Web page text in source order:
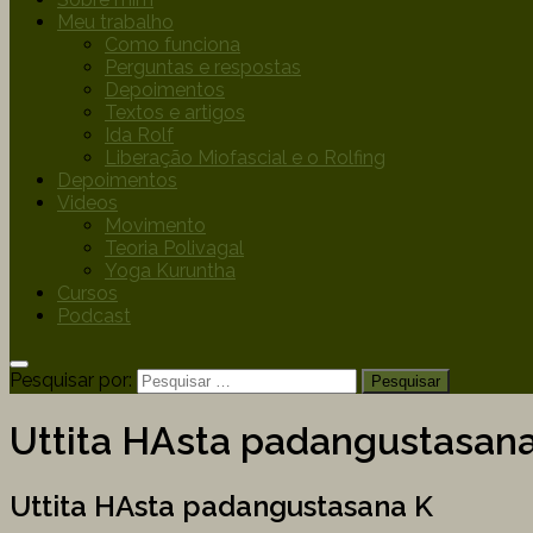
Meu trabalho
Como funciona
Perguntas e respostas
Depoimentos
Textos e artigos
Ida Rolf
Liberação Miofascial e o Rolfing
Depoimentos
Videos
Movimento
Teoria Polivagal
Yoga Kuruntha
Cursos
Podcast
Pesquisar por:
Uttita HAsta
Uttita HAsta padangustasana K